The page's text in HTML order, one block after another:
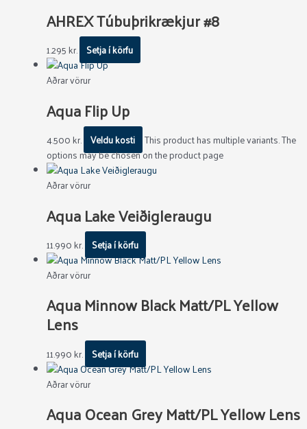
AHREX Túbuþrikrækjur #8
1.295kr. Setja í körfu
Aðrar vörur
Aqua Flip Up
4.500kr. Veldu kosti This product has multiple variants. The
options may be chosen on the product page
Aðrar vörur
Aqua Lake Veiðigleraugu
11.990kr. Setja í körfu
Aðrar vörur
Aqua Minnow Black Matt/PL Yellow
Lens
11.990kr. Setja í körfu
Aðrar vörur
Aqua Ocean Grey Matt/PL Yellow Lens